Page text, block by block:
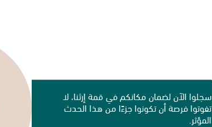
‌سجلوا الآن لضمان مكانكم في قمة إرثنا، لا
تفوتوا فرصة أن تكونوا جزءًا من هذا الحدث
المؤثر.